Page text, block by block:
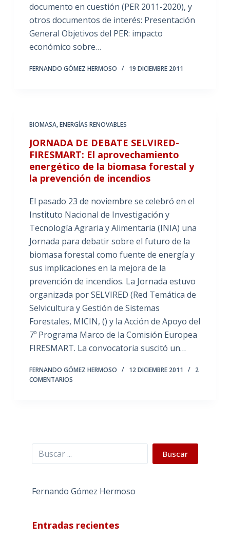
documento en cuestión (PER 2011-2020), y
otros documentos de interés: Presentación
General Objetivos del PER: impacto
económico sobre…
FERNANDO GÓMEZ HERMOSO 19 DICIEMBRE 2011
BIOMASA,ENERGÍAS RENOVABLES
JORNADA DE DEBATE SELVIRED-
FIRESMART: El aprovechamiento
energético de la biomasa forestal y
la prevención de incendios
El pasado 23 de noviembre se celebró en el
Instituto Nacional de Investigación y
Tecnología Agraria y Alimentaria (INIA) una
Jornada para debatir sobre el futuro de la
biomasa forestal como fuente de energía y
sus implicaciones en la mejora de la
prevención de incendios. La Jornada estuvo
organizada por SELVIRED (Red Temática de
Selvicultura y Gestión de Sistemas
Forestales, MICIN, () y la Acción de Apoyo del
7º Programa Marco de la Comisión Europea
FIRESMART. La convocatoria suscitó un…
FERNANDO GÓMEZ HERMOSO 12 DICIEMBRE 2011
2
COMENTARIOS
Buscar Buscar
Fernando Gómez Hermoso
Entradas recientes